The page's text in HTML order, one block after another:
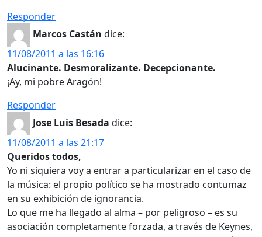
Responder
Marcos Castán dice:
11/08/2011 a las 16:16
Alucinante. Desmoralizante. Decepcionante.
¡Ay, mi pobre Aragón!
Responder
Jose Luis Besada dice:
11/08/2011 a las 21:17
Queridos todos,
Yo ni siquiera voy a entrar a particularizar en el caso de
la música: el propio político se ha mostrado contumaz
en su exhibición de ignorancia.
Lo que me ha llegado al alma – por peligroso – es su
asociación completamente forzada, a través de Keynes,